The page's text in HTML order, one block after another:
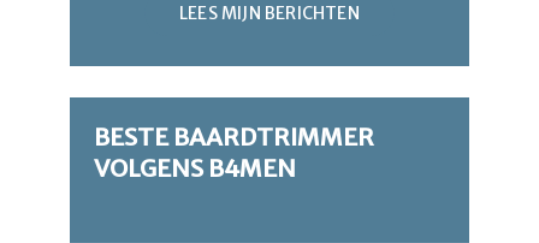
LEES MIJN BERICHTEN
BESTE BAARDTRIMMER
VOLGENS B4MEN